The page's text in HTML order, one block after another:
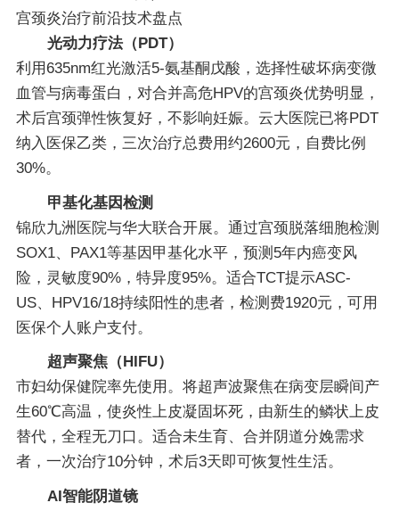
宫颈炎治疗前沿技术盘点
光动力疗法（PDT）
利用635nm红光激活5-氨基酮戊酸，选择性破坏病变微
血管与病毒蛋白，对合并高危HPV的宫颈炎优势明显，
术后宫颈弹性恢复好，不影响妊娠。云大医院已将PDT
纳入医保乙类，三次治疗总费用约2600元，自费比例
30%。
甲基化基因检测
锦欣九洲医院与华大联合开展。通过宫颈脱落细胞检测
SOX1、PAX1等基因甲基化水平，预测5年内癌变风
险，灵敏度90%，特异度95%。适合TCT提示ASC-
US、HPV16/18持续阳性的患者，检测费1920元，可用
医保个人账户支付。
超声聚焦（HIFU）
市妇幼保健院率先使用。将超声波聚焦在病变层瞬间产
生60℃高温，使炎性上皮凝固坏死，由新生的鳞状上皮
替代，全程无刀口。适合未生育、合并阴道分娩需求
者，一次治疗10分钟，术后3天即可恢复性生活。
AI智能阴道镜